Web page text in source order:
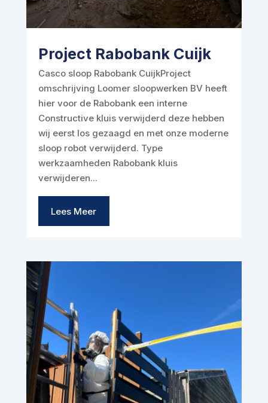
Project Rabobank Cuijk
Casco sloop Rabobank CuijkProject
omschrijving Loomer sloopwerken BV heeft
hier voor de Rabobank een interne
Constructive kluis verwijderd deze hebben
wij eerst los gezaagd en met onze moderne
sloop robot verwijderd. Type
werkzaamheden Rabobank kluis
verwijderen...
Lees Meer